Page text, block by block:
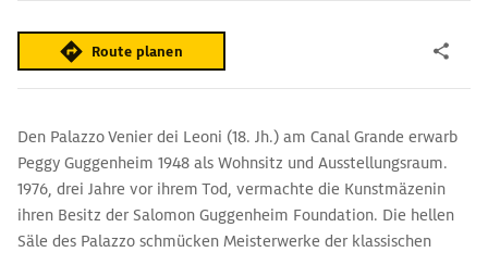
Route planen
Den Palazzo Venier dei Leoni (18. Jh.) am Canal Grande erwarb
Peggy Guggenheim 1948 als Wohnsitz und Ausstellungsraum.
1976, drei Jahre vor ihrem Tod, vermachte die Kunstmäzenin
ihren Besitz der Salomon Guggenheim Foundation. Die hellen
Säle des Palazzo schmücken Meisterwerke der klassischen